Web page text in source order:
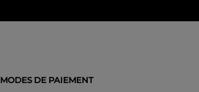
MODES DE PAIEMENT